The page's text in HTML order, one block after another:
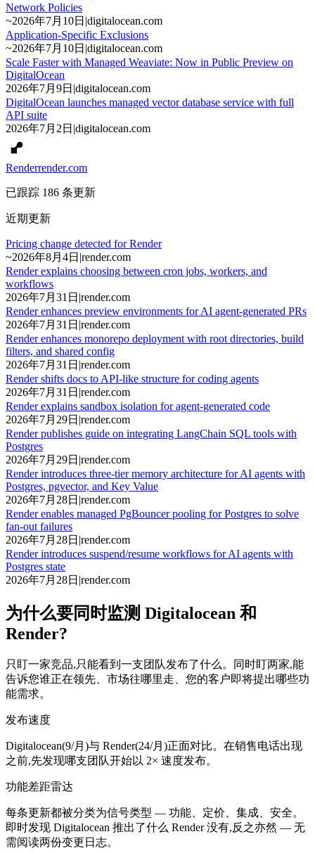
Network Policies
~2026年7月10日 |digitalocean.com
Application-Specific Exclusions
~2026年7月10日 |digitalocean.com
Scale Faster with Managed Weaviate: Now in Public Preview on
DigitalOcean
2026年7月9日 |digitalocean.com
DigitalOcean launches managed vector database service with full
API suite
2026年7月2日 |digitalocean.com
Renderrender.com
已跟踪 186 条更新
近期更新
Pricing change detected for Render
~2026年8月4日 |render.com
Render explains choosing between cron jobs, workers, and
workflows
2026年7月31日 |render.com
Render enhances preview environments for AI agent-generated PRs
2026年7月31日 |render.com
Render enhances monorepo deployment with root directories, build
filters, and shared config
2026年7月31日 |render.com
Render shifts docs to API-like structure for coding agents
2026年7月31日 |render.com
Render explains sandbox isolation for agent-generated code
2026年7月29日 |render.com
Render publishes guide on integrating LangChain SQL tools with
Postgres
2026年7月29日 |render.com
Render introduces three-tier memory architecture for AI agents with
Postgres, pgvector, and Key Value
2026年7月28日 |render.com
Render enables managed PgBouncer pooling for Postgres to solve
fan-out failures
2026年7月28日 |render.com
Render introduces suspend/resume workflows for AI agents with
Postgres state
2026年7月28日 |render.com
为什么要同时监测 Digitalocean 和
Render?
只盯一家竞品,只能看到一支团队发布了什么。同时盯两家,能
告诉您谁正在领先、市场往哪里走、您的客户即将提出哪些功
能需求。
发布速度
Digitalocean(9/月)与 Render(24/月)正面对比。在销售电话出现
之前,先发现哪支团队开始以 2× 速度发布。
功能差距雷达
每条更新都被分类为信号类型 — 功能、定价、集成、安全。
即时发现 Digitalocean 推出了什么 Render 没有,反之亦然 — 无
需阅读两份变更日志。